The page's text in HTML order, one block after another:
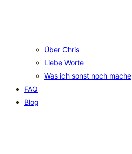
Über Chris
Liebe Worte
Was ich sonst noch mache
FAQ
Blog